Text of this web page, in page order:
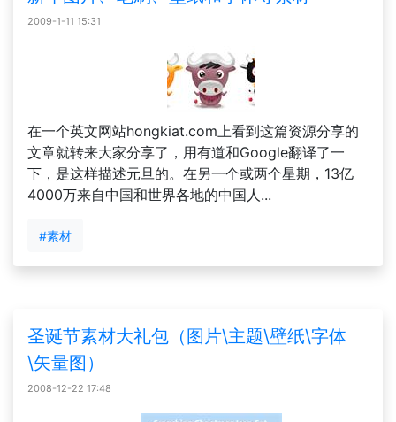
2009-1-11 15:31
在一个英文网站hongkiat.com上看到这篇资源分享的
文章就转来大家分享了，用有道和Google翻译了一
下，是这样描述元旦的。在另一个或两个星期，13亿
4000万来自中国和世界各地的中国人...
#素材
圣诞节素材大礼包（图片\主题\壁纸\字体
\矢量图）
2008-12-22 17:48